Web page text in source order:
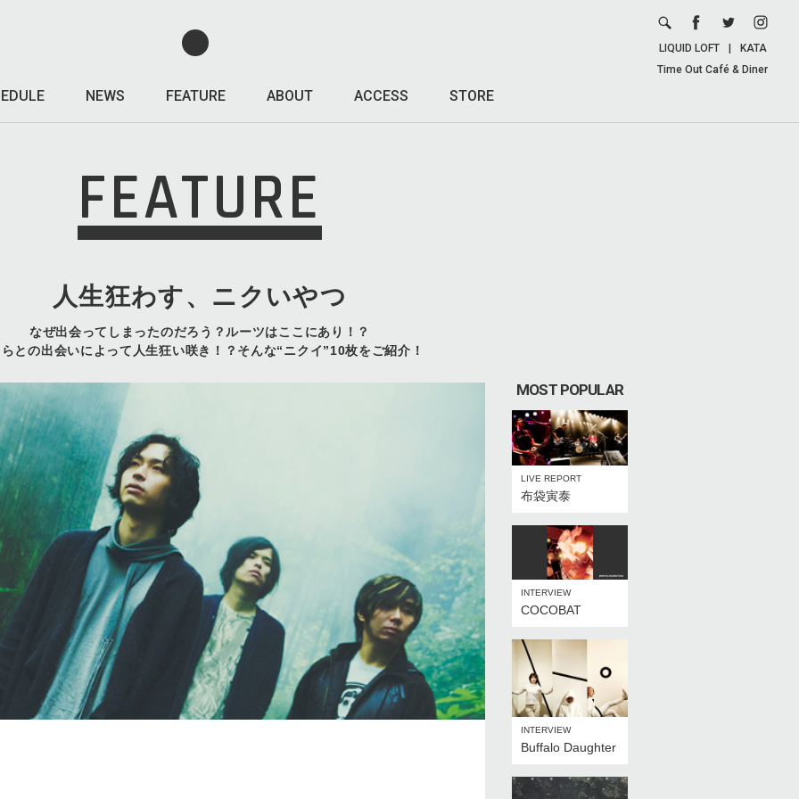
NEWS FEATURE ABOUT ACCESS STORE
LIQUID LOFT
KATA
Time Out Café & Diner
FEATURE
人生狂わす、ニクいやつ
なぜ出会ってしまったのだろう？ルーツはここにあり！？
との出会いによって人生狂い咲き！？そんな“ニクイ”10枚をご紹介！
MOST POPULAR
LIVE REPORT
布袋寅泰
INTERVIEW
COCOBAT
INTERVIEW
Buffalo Daughter